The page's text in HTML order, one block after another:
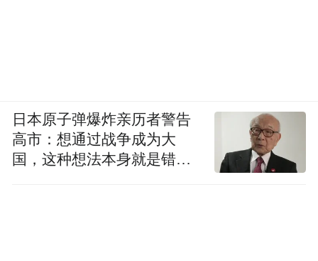
日本原子弹爆炸亲历者警告
高市：想通过战争成为大
国，这种想法本身就是错误